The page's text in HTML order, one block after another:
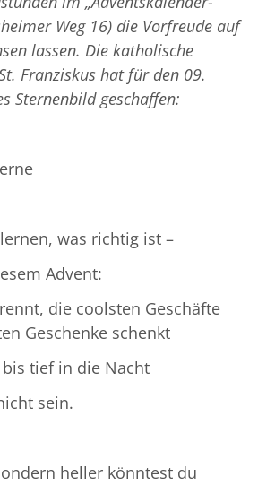
Weg 16) die Vorfreude auf
lassen. Die katholische
Franziskus hat für den 09.
Sternenbild geschaffen:
was richtig ist –
Advent:
die coolsten Geschäfte
Geschenke schenkt
tief in die Nacht
sein.
heller könntest du